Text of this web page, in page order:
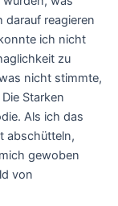
darauf reagieren
ich nicht
zu
nicht stimmte,
Starken
Als ich das
abschütteln,
gewoben
von